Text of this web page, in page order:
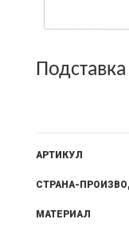
АРТИКУЛ
СТРАНА-
МАТЕРИАЛ